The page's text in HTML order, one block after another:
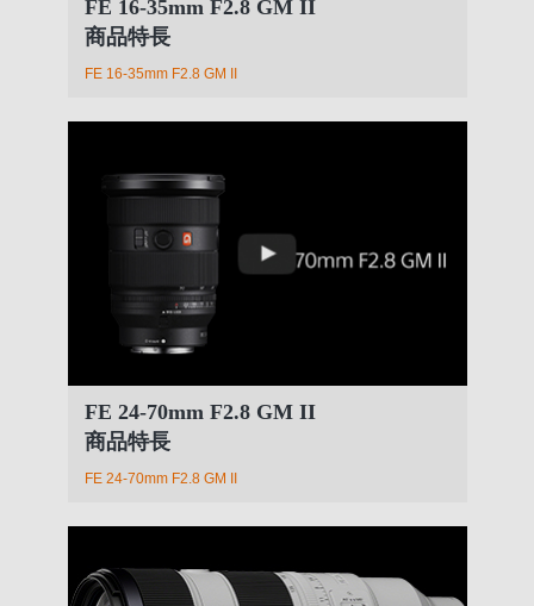
FE 16-35mm F2.8 GM II
商品特長
FE 16-35mm F2.8 GM II
FE 24-70mm F2.8 GM II
商品特長
FE 24-70mm F2.8 GM II